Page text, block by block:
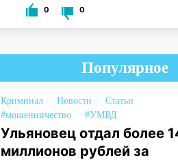
0 0
Популярное
Криминал Новости
Статьи
#мошенничество
#УМВД
Ульяновец отдал более
миллионов рублей за